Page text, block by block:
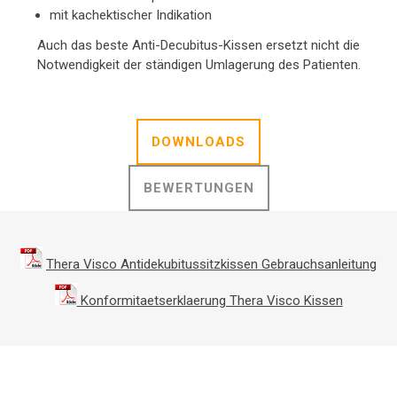
mit kachektischer Indikation
Auch das beste Anti-Decubitus-Kissen ­ersetzt nicht die
Notwendigkeit der ständigen Umlagerung des Patienten.
DOWNLOADS
BEWERTUNGEN
Thera Visco Antidekubitussitzkissen Gebrauchsanleitung
Konformitaetserklaerung Thera Visco Kissen